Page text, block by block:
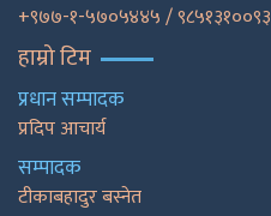
+९७७-१-५७०५४४५ / ९८५१३१००९३
हाम्रो टिम
प्रधान सम्पादक
प्रदिप आचार्य
सम्पादक
टीकाबहादुर बस्नेत